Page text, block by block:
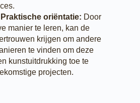
oriëntatie: Door
manier te leren, kan de
krijgen om andere
te vinden om deze
kunstuitdrukking toe te
projecten.